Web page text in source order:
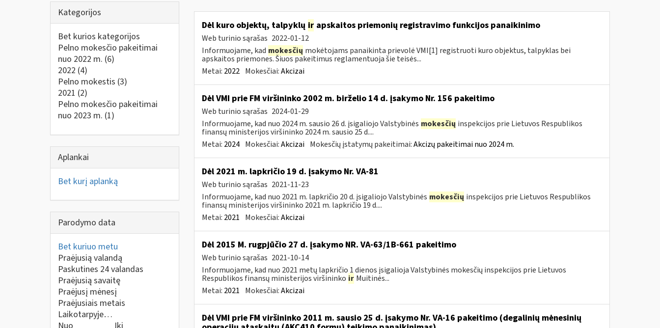
Kategorijos
Bet kurios kategorijos
Pelno mokesčio pakeitimai
nuo 2022 m. (6)
2022 (4)
Pelno mokestis (3)
2021 (2)
Pelno mokesčio pakeitimai
nuo 2023 m. (1)
Aplankai
Bet kurį aplanką
Parodymo data
Bet kuriuo metu
Praėjusią valandą
Paskutines 24 valandas
Praėjusią savaitę
Praėjusį mėnesį
Praėjusiais metais
Laikotarpyje…
Dėl kuro objektų, talpyklų irapskaitos priemonių registravimo funkcijos panaikinimo
Web turinio sąrašas 2022-01-12
Informuojame, kad mokesčių mokėtojams panaikinta prievolė VMI[1] registruoti kuro objektus, talpyklas bei
apskaitos priemones. Šiuos pakeitimus reglamentuoja šie teisės...
Metai: 2022 Mokesčiai:Akcizai
Dėl VMI prie FM viršininko 2002 m. birželio 14 d. įsakymo Nr. 156 pakeitimo
Web turinio sąrašas 2024-01-29
Informuojame, kad nuo 2024 m. sausio 26 d. įsigaliojo Valstybinės mokesčių inspekcijos prie Lietuvos Respublikos
finansų ministerijos viršininko 2024 m. sausio 25 d....
Metai: 2024 Mokesčiai:Akcizai Mokesčių įstatymų pakeitimai:Akcizų pakeitimai nuo 2024 m.
Dėl 2021 m. lapkričio 19 d. įsakymo Nr. VA-81
Web turinio sąrašas 2021-11-23
Informuojame, kad nuo 2021 m. lapkričio 20 d. įsigaliojo Valstybinės mokesčių inspekcijos prie Lietuvos Respublikos
finansų ministerijos viršininko 2021 m. lapkričio 19 d....
Metai: 2021 Mokesčiai:Akcizai
Dėl 2015 M. rugpjūčio 27 d. įsakymo NR. VA-63/1B-661 pakeitimo
Web turinio sąrašas 2021-10-14
Informuojame, kad nuo 2021 metų lapkričio 1 dienos įsigalioja Valstybinės mokesčių inspekcijos prie Lietuvos
Respublikos finansų ministerijos viršininko ir Muitinės...
Metai: 2021 Mokesčiai:Akcizai
Dėl VMI prie FM viršininko 2011 m. sausio 25 d. įsakymo Nr. VA-16 pakeitimo (degalinių mėnesinių